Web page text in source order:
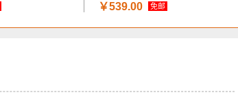
￥539.00
免邮